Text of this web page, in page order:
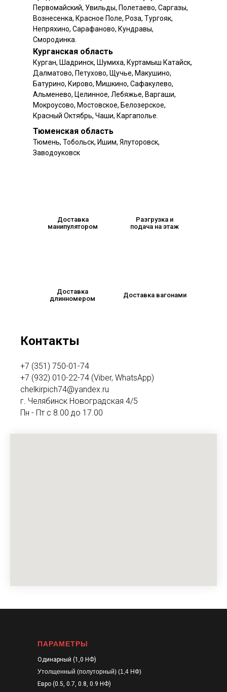
Курганская область
Тюменская область
Первомайский, Увильды, Полетаево, Саргазы,
Вознесенка, Красное Поле, Роза, Тургояк,
Непряхино, Сарафаново, Кундравы,
Смородинка.
Курган, Шадринск, Шумиха, Куртамыш Катайск,
Далматово, Петухово, Щучье, Макушино,
Батурино, Кирово, Мишкино, Сафакулево,
Альменево, Целинное, Лебяжье, Варгаши,
Мокроусово, Мостовское, Белозерское,
Красный Октябрь, Чаши, Каргаполье.
Тюмень, Тобольск, Ишим, Ялуторовск,
Заводоуковск
Доставка
манипулятором
Доставка
длинномером
Разгрузка и
подача на этаж
Доставка вагонами
Контакты
+7 (351) 750-01-74
+7 (932) 010-22-74 (Viber, WhatsApp)
chelkirpich74@yandex.ru
г. Челябинск Новоградская 4/5
Пн - Пт с 8.00 до 17.00
ПАРАМЕТРЫ
Одинарный (1,0 НФ)
Утолщенный (полуторный) (1,4 НФ)
Евро (0.5, 0.7, 0.8, 0.9 НФ)